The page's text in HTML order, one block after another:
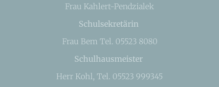
Frau Kahlert-Pendzialek
Schulsekretärin
Frau Bem Tel. 05523 8080
Schulhausmeister
Herr Kohl, Tel. 05523 999345